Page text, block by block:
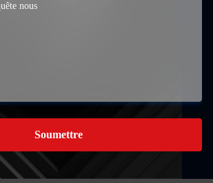
Soumettre